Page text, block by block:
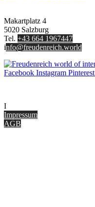
Makartplatz 4
5020 Salzburg
Tel. +43 664 1967447
info@freudenreich.world
Facebook Instagram Pinterest
I
Impressum
AGB